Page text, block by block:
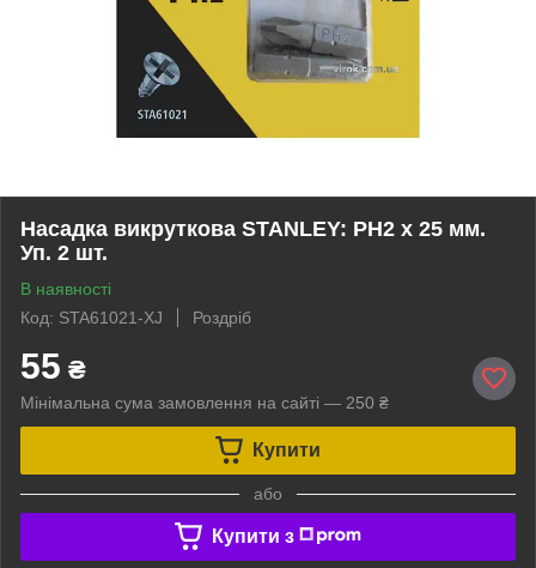
Насадка викруткова STANLEY: PH2 x 25 мм.
Уп. 2 шт.
В наявності
Код: STA61021-XJ
Роздріб
55 ₴
Мінімальна сума замовлення на сайті — 250 ₴
Купити
або
Купити з